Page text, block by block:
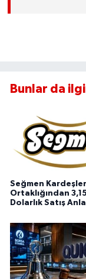
Bunlar da
Seğmen
Ortaklığından
Dolarlık Satış